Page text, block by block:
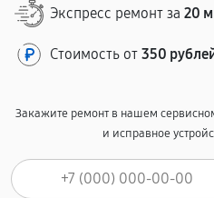
Экспресс ремонт за 20
Стоимость от 350
Закажите ремонт в нашем
и исправное